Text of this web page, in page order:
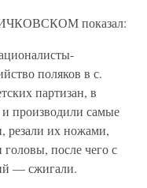
показал:
поляков в с.
партизан, в
производили самые
резали их ножами,
после чего с
— сжигали.